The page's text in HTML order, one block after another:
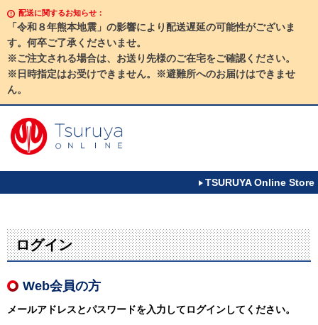
配送に関するお知らせ：
「令和８年熊本地震」の影響により配送遅延の可能性がございま
す。何卒ご了承くださいませ。
※ご注文される場合は、お送り先様のご在宅をご確認ください。
※日時指定はお受けできません。※避難所へのお届けはできませ
ん。
TSURUYA Online Store
ログイン
Web会員の方
メールアドレスとパスワードを入力してログインしてください。